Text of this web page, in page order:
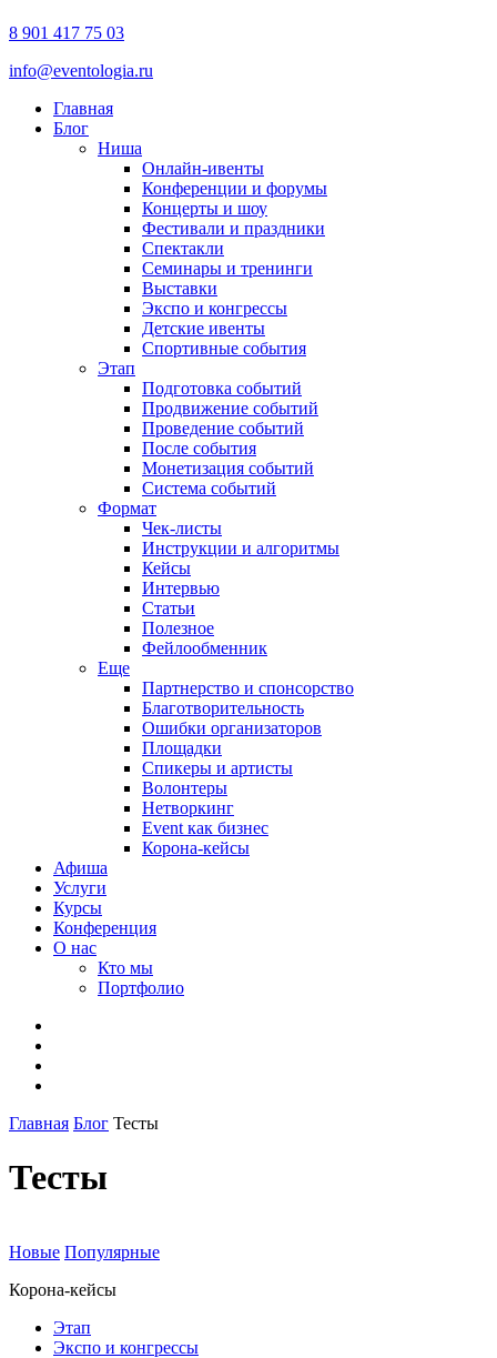
8 901 417 75 03
info@eventologia.ru
Главная
Блог
Ниша
Онлайн-ивенты
Конференции и форумы
Концерты и шоу
Фестивали и праздники
Спектакли
Семинары и тренинги
Выставки
Экспо и конгрессы
Детские ивенты
Спортивные события
Этап
Подготовка событий
Продвижение событий
Проведение событий
После события
Монетизация событий
Система событий
Формат
Чек-листы
Инструкции и алгоритмы
Кейсы
Интервью
Статьи
Полезное
Фейлообменник
Еще
Партнерство и спонсорство
Благотворительность
Ошибки организаторов
Площадки
Спикеры и артисты
Волонтеры
Нетворкинг
Event как бизнес
Корона-кейсы
Афиша
Услуги
Курсы
Конференция
О нас
Кто мы
Портфолио
Главная Блог Тесты
Тесты
Новые Популярные
Корона-кейсы
Этап
Экспо и конгрессы